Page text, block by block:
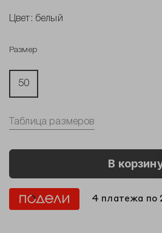
Цвет: белый
Таблица размеров
В
4 платежа по
Размер
50